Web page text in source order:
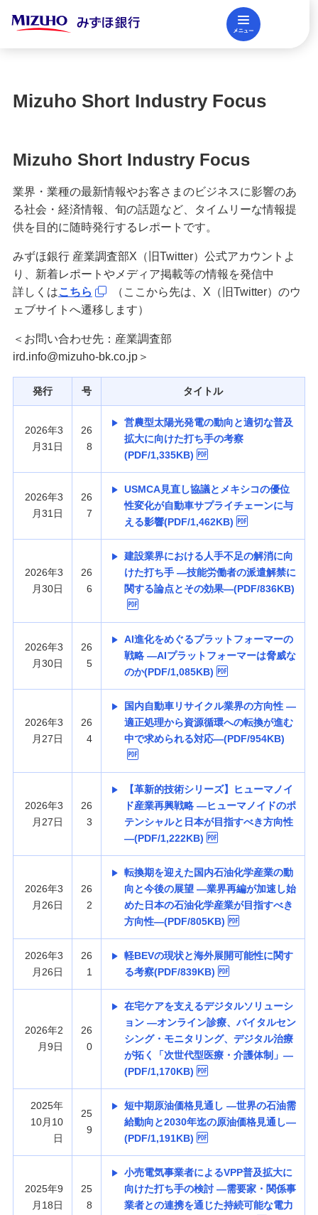
決済業務
国際業務・外国為替取引
経営・事業支援
Mizuho Short Industry Focus
Mizuho Short Industry Focus
業界・業種の最新情報やお客さまのビジネスに影響のあ
る社会・経済情報、旬の話題など、タイムリーな情報提
供を目的に随時発行するレポートです。
みずほ銀行 産業調査部X（旧Twitter）公式アカウントよ
り、新着レポートやメディア掲載等の情報を発信中
詳しくはこちら
（ここから先は、X（旧Twitter）のウ
ェブサイトへ遷移します）
＜お問い合わせ先：産業調査部
ird.info@mizuho-bk.co.jp＞
発行 号 タイトル
2026年3
月31日
26
8
営農型太陽光発電の動向と適切な普及
拡大に向けた打ち手の考察
(PDF/1,335KB)
2026年3
月31日
26
7
USMCA見直し協議とメキシコの優位
性変化が自動車サプライチェーンに与
える影響(PDF/1,462KB)
2026年3
月30日
26
6
建設業界における人手不足の解消に向
けた打ち手 —技能労働者の派遣解禁に
関する論点とその効果—(PDF/836KB)
2026年3
月30日
26
5
AI進化をめぐるプラットフォーマーの
戦略 —AIプラットフォーマーは脅威な
のか(PDF/1,085KB)
2026年3
月27日
26
4
国内自動車リサイクル業界の方向性 —
適正処理から資源循環への転換が進む
中で求められる対応—(PDF/954KB)
2026年3
月27日
26
3
【革新的技術シリーズ】ヒューマノイ
ド産業再興戦略 —ヒューマノイドのポ
テンシャルと日本が目指すべき方向性
—(PDF/1,222KB)
2026年3
月26日
26
2
転換期を迎えた国内石油化学産業の動
向と今後の展望 —業界再編が加速し始
めた日本の石油化学産業が目指すべき
方向性—(PDF/805KB)
2026年3
月26日
26
1
軽BEVの現状と海外展開可能性に関す
る考察(PDF/839KB)
2026年2
月9日
26
0
在宅ケアを支えるデジタルソリューシ
ョン —オンライン診療、バイタルセン
シング・モニタリング、デジタル治療
が拓く「次世代型医療・介護体制」—
(PDF/1,170KB)
2025年
10月10
日
25
9
短中期原油価格見通し —世界の石油需
給動向と2030年迄の原油価格見通し—
(PDF/1,191KB)
2025年9
月18日
25
8
小売電気事業者によるVPP普及拡大に
向けた打ち手の検討 —需要家・関係事
業者との連携を通じた持続可能な電力